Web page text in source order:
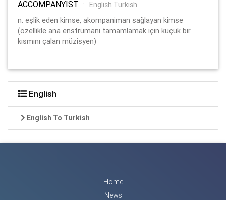
ACCOMPANYIST :
English Turkish
n. eşlik eden kimse, akompaniman sağlayan kimse
(özellikle ana enstrümanı tamamlamak için küçük bir
kısmını çalan müzisyen)
English
English To Turkish
Home
News